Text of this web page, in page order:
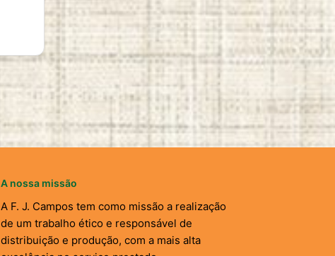
A nossa missão
A F. J. Campos tem como missão a realização
de um trabalho ético e responsável de
distribuição e produção, com a mais alta